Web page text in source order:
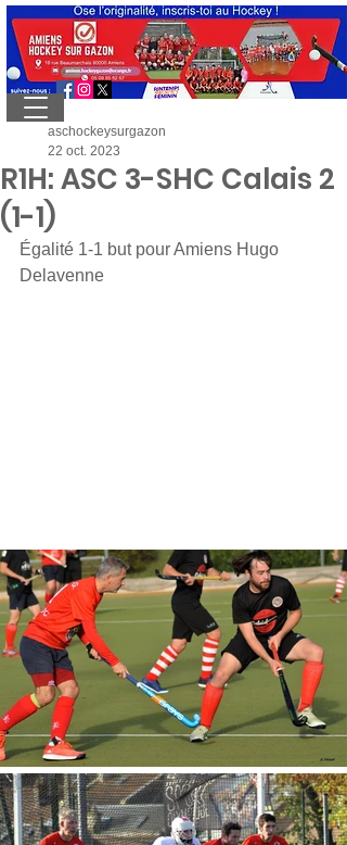
R1H: ASC 3-SHC Calais 2
(1-1)
aschockeysurgazon
22 oct. 2023
Égalité 1-1 but pour Amiens Hugo
Delavenne